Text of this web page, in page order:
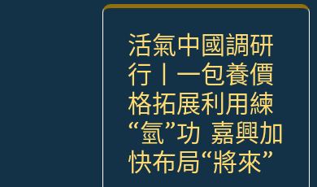
活氣中國調研
行丨一包養價
格拓展利用練
“氫”功 嘉興加
快布局“將來”